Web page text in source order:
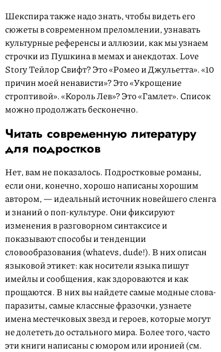
Шекспира также надо знать, чтобы видеть его
сюжеты в современном преломлении, узнавать
культурные референсы и аллюзии, как мы узнаем
строчки из Пушкина в мемах и анекдотах. Love
Story Тейлор Свифт? Это «Ромео и Джульетта». «10
причин моей ненависти»? Это «Укрощение
строптивой». «Король Лев»? Это «Гамлет». Список
можно продолжать бесконечно.
Читать современную литературу
для подростков
Нет, вам не показалось. Подростковые романы,
если они, конечно, хорошо написаны хорошим
автором, — идеальный источник новейшего сленга
и знаний о поп-культуре. Они фиксируют
изменения в разговорном синтаксисе и
показывают способы и тенденции
словообразования (whatevs, dude!). В них описан
языковой этикет: как носители языка пишут
имейлы и сообщения, как здороваются и как
прощаются. В них вы найдете самые модные слова-
паразиты, самые классные фразочки, узнаете
имена местечковых звезд и героев, которые могут
не долететь до остального мира. Более того, часто
эти книги написаны с юмором или иронией (см.